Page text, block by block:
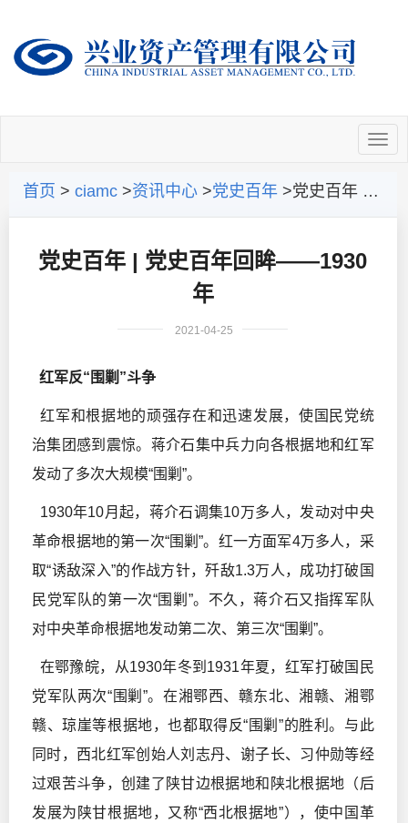
首页 > ciamc >资讯中心 >党史百年 >党史百年 | 党史百年回眸——1930年
党史百年 | 党史百年回眸——1930
年
2021-04-25
红军反“围剿”斗争
红军和根据地的顽强存在和迅速发展，使国民党统
治集团感到震惊。蒋介石集中兵力向各根据地和红军
发动了多次大规模“围剿”。
1930年10月起，蒋介石调集10万多人，发动对中央
革命根据地的第一次“围剿”。红一方面军4万多人，采
取“诱敌深入”的作战方针，歼敌1.3万人，成功打破国
民党军队的第一次“围剿”。不久，蒋介石又指挥军队
对中央革命根据地发动第二次、第三次“围剿”。
在鄂豫皖，从1930年冬到1931年夏，红军打破国民
党军队两次“围剿”。在湘鄂西、赣东北、湘赣、湘鄂
赣、琼崖等根据地，也都取得反“围剿”的胜利。与此
同时，西北红军创始人刘志丹、谢子长、习仲勋等经
过艰苦斗争，创建了陕甘边根据地和陕北根据地（后
发展为陕甘根据地，又称“西北根据地”），使中国革